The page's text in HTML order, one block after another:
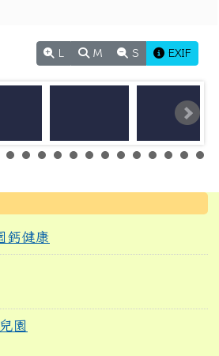
M S EXIF
鈣健康
園